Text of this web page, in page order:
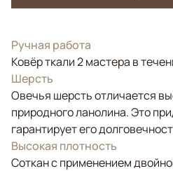
Ручная работа
Ковёр ткали 2 мастера в
Шерсть
Овечья шерсть отличается
природного ланолина. Это
гарантирует его
Высокая плотность
Соткан с применением